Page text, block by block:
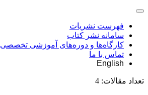
فهرست نشریات
سامانه نشر کتاب
کارگاه‌ها و دوره‌های آموزشی تخصصی
تماس با ما
English
تعداد مقالات: 4